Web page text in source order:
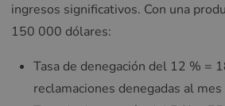
ingresos significativos. Con una
150 000 dólares:
Tasa de denegación del 12 % =
reclamaciones denegadas al mes